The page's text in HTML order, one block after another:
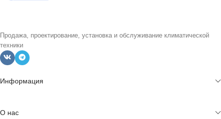
Продажа, проектирование, установка и обслуживание климатической
техники
Информация
О нас